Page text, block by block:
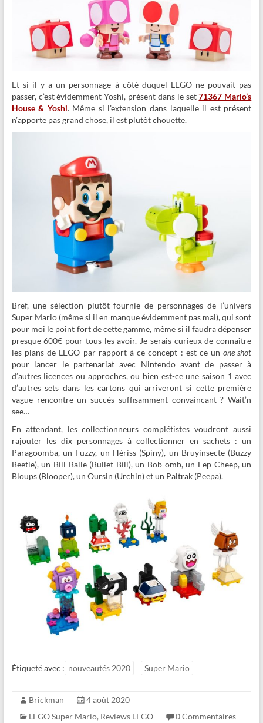
Et si il y a un personnage à côté duquel LEGO ne pouvait pas
passer, c’est évidemment Yoshi, présent dans le set71367 Mario’s
House & Yoshi. Même si l’extension dans laquelle il est présent
n’apporte pas grand chose, il est plutôt chouette.
Bref, une sélection plutôt fournie de personnages de l’univers
Super Mario (même si il en manque évidemment pas mal), qui sont
pour moi le point fort de cette gamme, même si il faudra dépenser
presque 600€ pour tous les avoir. Je serais curieux de connaître
les plans de LEGO par rapport à ce concept : est-ce unone-shot
pour lancer le partenariat avec Nintendo avant de passer à
d’autres licences ou approches, ou bien est-ce une saison 1 avec
d’autres sets dans les cartons qui arriveront si cette première
vague rencontre un succès suffisamment convaincant ? Wait’n
see…
En attendant, les collectionneurs complétistes voudront aussi
rajouter les dix personnages à collectionner en sachets : un
Paragoomba, un Fuzzy, un Hériss (Spiny), un Bruyinsecte (Buzzy
Beetle), un Bill Balle (Bullet Bill), un Bob-omb, un Eep Cheep, un
Bloups (Blooper), un Oursin (Urchin) et un Paltrak (Peepa).
Étiqueté avec : nouveautés 2020 Super Mario
Brickman
4 août 2020
LEGO Super Mario, Reviews LEGO 0 Commentaires